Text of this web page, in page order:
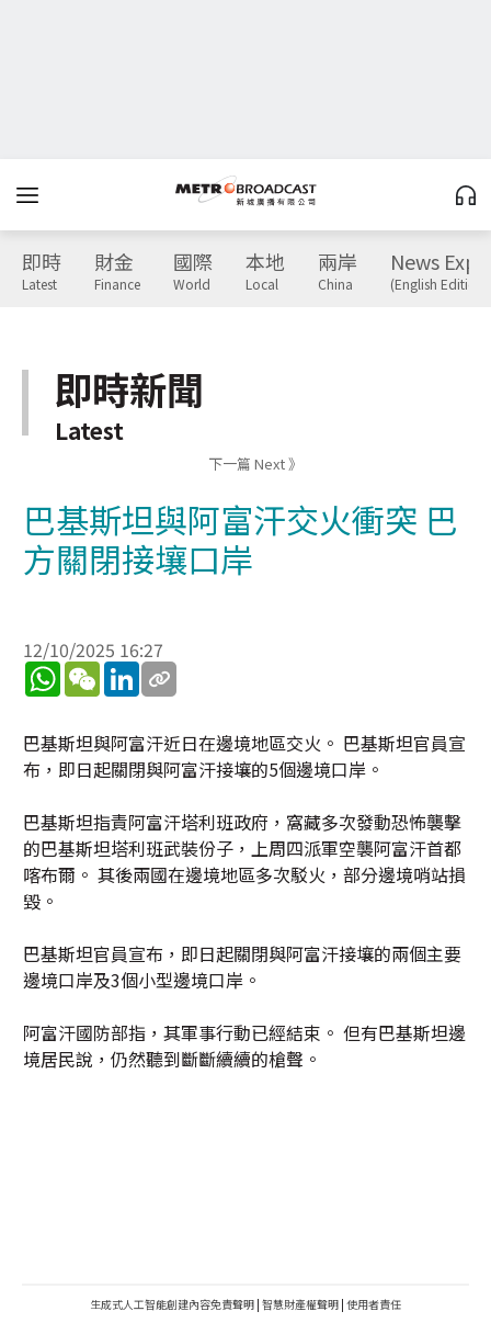
即時
Latest
財金
Finance
國際
World
本地
Local
兩岸
China
News
(English Edition)
即時新聞
Latest
下一篇 Next 》
巴基斯坦與阿富汗交火衝突 巴
方關閉接壤口岸
12/10/2025 16:27
WhatsApp
WeChatLinkedIn
巴基斯坦與阿富汗近日在邊境地區交火。 巴基斯坦官員宣
布，即日起關閉與阿富汗接壤的5個邊境口岸。
巴基斯坦指責阿富汗塔利班政府，窩藏多次發動恐怖襲擊
的巴基斯坦塔利班武裝份子，上周四派軍空襲阿富汗首都
喀布爾。 其後兩國在邊境地區多次駁火，部分邊境哨站損
毀。
巴基斯坦官員宣布，即日起關閉與阿富汗接壤的兩個主要
邊境口岸及3個小型邊境口岸。
阿富汗國防部指，其軍事行動已經結束。 但有巴基斯坦邊
境居民說，仍然聽到斷斷續續的槍聲。
生成式人工智能創建內容免責聲明 | 智慧財產權聲明 | 使用者責任